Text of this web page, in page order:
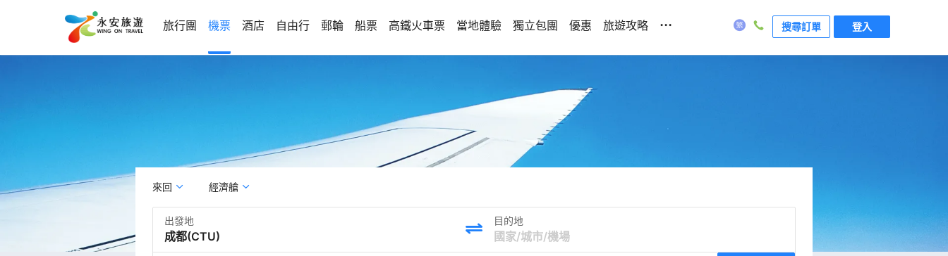
旅行團 機票 酒店 自由行 郵輪 船票 高鐵火車票 當地體驗 獨立包團 優惠 旅遊攻略 ... 搜尋訂單 登入
來回 經濟艙
出發地 目的地